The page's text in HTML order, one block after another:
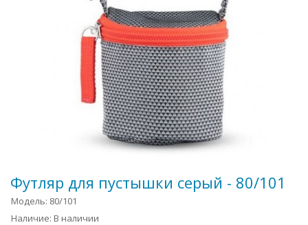
Футляр для пустышки серый - 80/101
Модель: 80/101
Наличие: В наличии